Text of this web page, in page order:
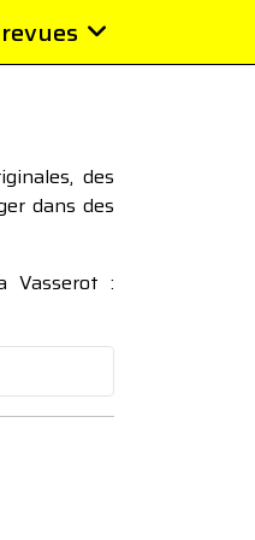
des
dans des
Vasserot :